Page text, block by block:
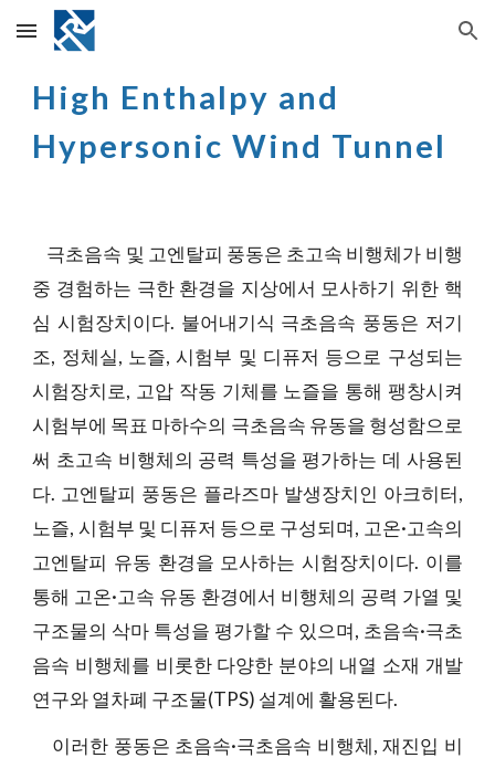
Skip to main content Skip to navigation
High Enthalpy and
Hypersonic Wind Tunnel
극초음속 및 고엔탈피 풍동은 초고속 비행체가 비행
중 경험하는 극한 환경을 지상에서 모사하기 위한 핵
심 시험장치이다. 불어내기식 극초음속 풍동은 저기
조, 정체실, 노즐, 시험부 및 디퓨저 등으로 구성되는
시험장치로, 고압 작동 기체를 노즐을 통해 팽창시켜
시험부에 목표 마하수의 극초음속 유동을 형성함으로
써 초고속 비행체의 공력 특성을 평가하는 데 사용된
다. 고엔탈피 풍동은 플라즈마 발생장치인 아크히터,
노즐, 시험부 및 디퓨저 등으로 구성되며, 고온·고속의
고엔탈피 유동 환경을 모사하는 시험장치이다. 이를
통해 고온·고속 유동 환경에서 비행체의 공력 가열 및
구조물의 삭마 특성을 평가할 수 있으며, 초음속·극초
음속 비행체를 비롯한 다양한 분야의 내열 소재 개발
연구와 열차폐 구조물(TPS) 설계에 활용된다.
이러한 풍동은 초음속·극초음속 비행체, 재진입 비